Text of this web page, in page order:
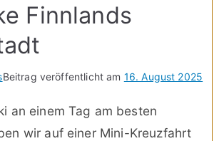
Finnlands
Beitrag veröffentlicht am 16. August 2025
an einem Tag am besten
wir auf einer Mini-Kreuzfahrt